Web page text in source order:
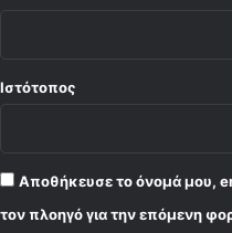
Ιστότοπος
Αποθήκευσε το όνομά μου,
τον πλοηγό για την επόμενη